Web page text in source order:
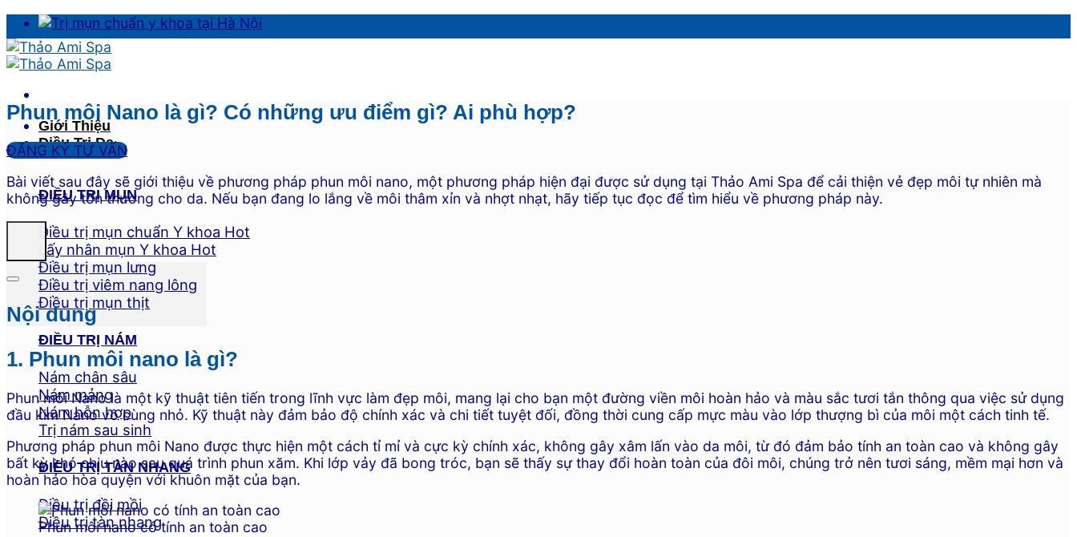
Skip
to
content
Giới Thiệu
Điều Trị Da
ĐIỀU TRỊ MỤN
Điều trị mụn chuẩn Y khoa
Lấy nhân mụn Y khoa
Điều trị mụn lưng
Điều trị viêm nang lông
Điều trị mụn thịt
ĐIỀU TRỊ NÁM
Nám chân sâu
Nám mảng
Nám hỗn hợp
Trị nám sau sinh
ĐIỀU TRỊ TÀN NHANG
Điều trị đồi mồi
Điều trị tàn nhang
Phun môi Nano là gì? Có những ưu điểm gì? Ai phù hợp?
ĐĂNG KÝ TƯ VẤN
Bài viết sau đây sẽ giới thiệu về phương pháp phun môi nano, một phương pháp hiện đại được sử dụng tại Thảo Ami Spa để cải thiện vẻ đẹp môi tự nhiên mà
không gây tổn thương cho da. Nếu bạn đang lo lắng về môi thâm xỉn và nhợt nhạt, hãy tiếp tục đọc để tìm hiểu về phương pháp này.
Nội dung
1. Phun môi nano là gì?
Phun môi Nano là một kỹ thuật tiên tiến trong lĩnh vực làm đẹp môi, mang lại cho bạn một đường viền môi hoàn hảo và màu sắc tươi tắn thông qua việc sử dụng
đầu kim Nano vô cùng nhỏ. Kỹ thuật này đảm bảo độ chính xác và chi tiết tuyệt đối, đồng thời cung cấp mực màu vào lớp thượng bì của môi một cách tinh tế.
Phương pháp phun môi Nano được thực hiện một cách tỉ mỉ và cực kỳ chính xác, không gây xâm lấn vào da môi, từ đó đảm bảo tính an toàn cao và không gây
bất kỳ khó chịu nào sau quá trình phun xăm. Khi lớp vảy đã bong tróc, bạn sẽ thấy sự thay đổi hoàn toàn của đôi môi, chúng trở nên tươi sáng, mềm mại hơn và
hoàn hảo hòa quyện với khuôn mặt của bạn.
Phun môi nano có tính an toàn cao